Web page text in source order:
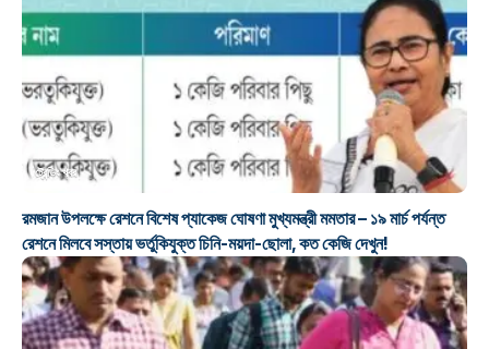
ট্রেন্ডিং খবর
রমজান উপলক্ষে রেশনে বিশেষ প্যাকেজ ঘোষণা মুখ্যমন্ত্রী মমতার – ১৯ মার্চ পর্যন্ত
রেশনে মিলবে সস্তায় ভর্তুকিযুক্ত চিনি-ময়দা-ছোলা, কত কেজি দেখুন!